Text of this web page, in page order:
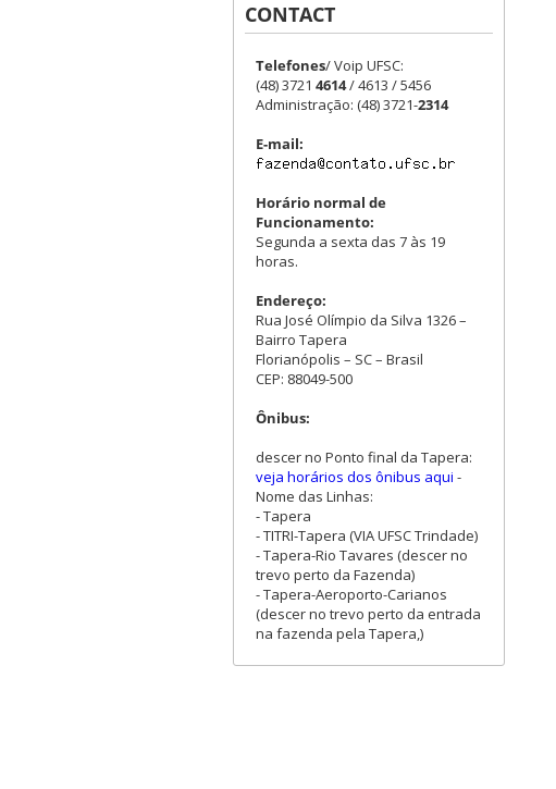
CONTACT
Telefones/ Voip UFSC:
(48) 3721 4614/ 4613 / 5456
Administração: (48) 3721-2314
E-mail:
Horário normal de
Funcionamento:
Segunda a sexta das 7 às 19
horas.
Endereço:
Rua José Olímpio da Silva 1326 –
Bairro Tapera
Florianópolis – SC – Brasil
CEP: 88049-500
Ônibus:
descer no Ponto final da Tapera:
veja horários dos ônibus aqui -
Nome das Linhas:
- Tapera
- TITRI-Tapera (VIA UFSC Trindade)
- Tapera-Rio Tavares (descer no
trevo perto da Fazenda)
- Tapera-Aeroporto-Carianos
(descer no trevo perto da entrada
na fazenda pela Tapera,)